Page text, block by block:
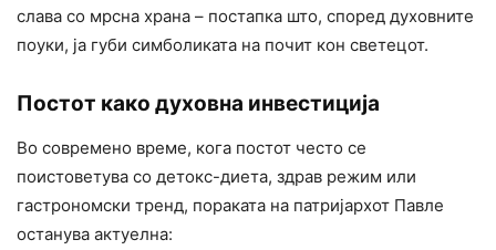
слава со мрсна храна – постапка што, според духовните
поуки, ја губи симболиката на почит кон светецот.
Постот како духовна инвестиција
Во современо време, кога постот често се
поистоветува со детокс-диета, здрав режим или
гастрономски тренд, пораката на патријархот Павле
останува актуелна: